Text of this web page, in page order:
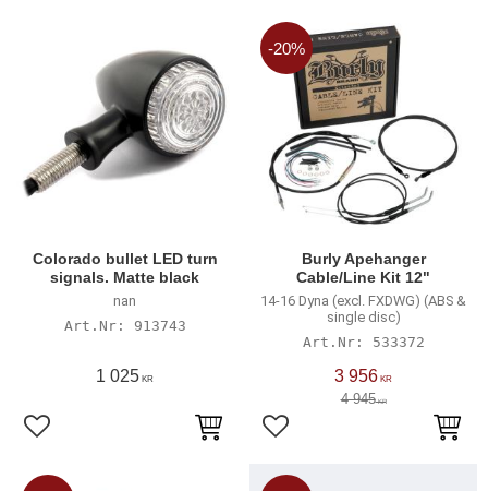
Colorado bullet LED turn
signals. Matte black
nan
913743
1 025 KR
Lägg till i favoriter
Burly Apehanger
Cable/Line Kit 12"
14-16 Dyna (excl. FXDWG) (ABS &
single disc)
533372
3 956 KR
4 945KR
20%
Lägg till i favoriter